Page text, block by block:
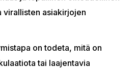
virallisten asiakirjojen
on todeta, mitä on
tai laajentavia